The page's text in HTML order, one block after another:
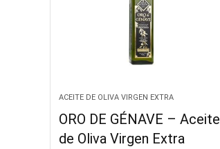
ACEITE DE OLIVA VIRGEN EXTRA
ORO DE GÉNAVE – Aceite
de Oliva Virgen Extra